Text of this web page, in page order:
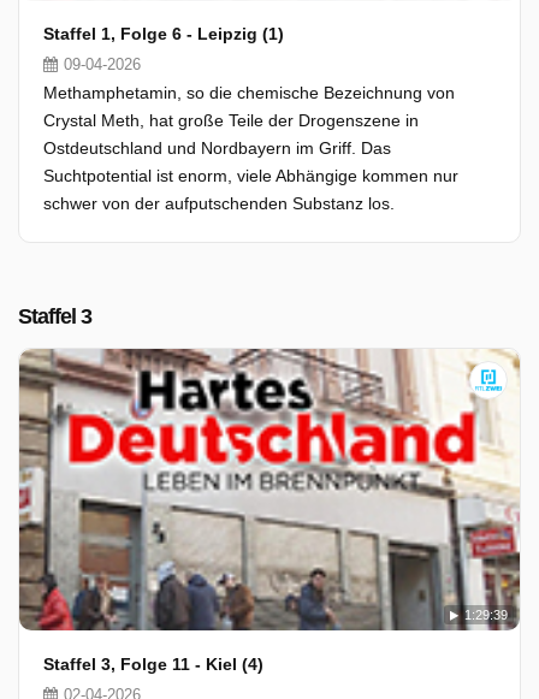
Staffel 1, Folge 6 - Leipzig (1)
09-04-2026
Methamphetamin, so die chemische Bezeichnung von
Crystal Meth, hat große Teile der Drogenszene in
Ostdeutschland und Nordbayern im Griff. Das
Suchtpotential ist enorm, viele Abhängige kommen nur
schwer von der aufputschenden Substanz los.
Staffel 3
1:29:39
Staffel 3, Folge 11 - Kiel (4)
02-04-2026